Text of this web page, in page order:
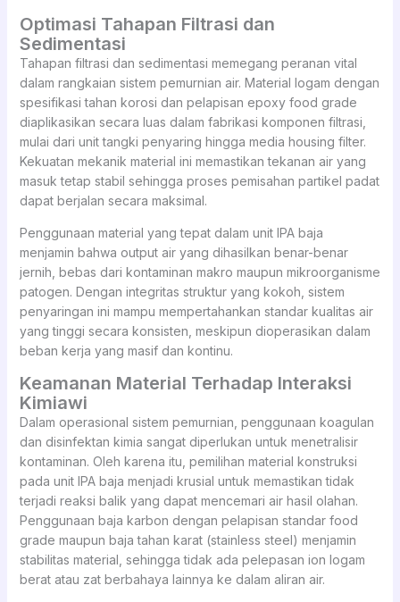
Optimasi Tahapan Filtrasi dan
Sedimentasi
Tahapan filtrasi dan sedimentasi memegang peranan vital
dalam rangkaian sistem pemurnian air. Material logam dengan
spesifikasi tahan korosi dan pelapisan epoxy food grade
diaplikasikan secara luas dalam fabrikasi komponen filtrasi,
mulai dari unit tangki penyaring hingga media housing filter.
Kekuatan mekanik material ini memastikan tekanan air yang
masuk tetap stabil sehingga proses pemisahan partikel padat
dapat berjalan secara maksimal.
Penggunaan material yang tepat dalam unit IPA baja
menjamin bahwa output air yang dihasilkan benar-benar
jernih, bebas dari kontaminan makro maupun mikroorganisme
patogen. Dengan integritas struktur yang kokoh, sistem
penyaringan ini mampu mempertahankan standar kualitas air
yang tinggi secara konsisten, meskipun dioperasikan dalam
beban kerja yang masif dan kontinu.
Keamanan Material Terhadap Interaksi
Kimiawi
Dalam operasional sistem pemurnian, penggunaan koagulan
dan disinfektan kimia sangat diperlukan untuk menetralisir
kontaminan. Oleh karena itu, pemilihan material konstruksi
pada unit IPA baja menjadi krusial untuk memastikan tidak
terjadi reaksi balik yang dapat mencemari air hasil olahan.
Penggunaan baja karbon dengan pelapisan standar food
grade maupun baja tahan karat (stainless steel) menjamin
stabilitas material, sehingga tidak ada pelepasan ion logam
berat atau zat berbahaya lainnya ke dalam aliran air.